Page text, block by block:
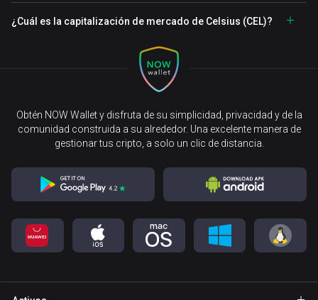
¿Cuál es la capitalización de mercado de Celsius (CEL)?
Obtén NOW Wallet y disfruta de su simplicidad, privacidad y de la
comunidad construida a su alrededor. Una excelente manera de
gestionar tus cripto, a solo un clic de distancia.